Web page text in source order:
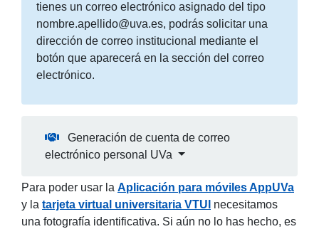
tienes un correo electrónico asignado del tipo
nombre.apellido@uva.es, podrás solicitar una
dirección de correo institucional mediante el
botón que aparecerá en la sección del correo
electrónico.
Generación de cuenta de correo
electrónico personal UVa
Para poder usar la Aplicación para móviles AppUVa
y la tarjeta virtual universitaria VTUI necesitamos
una fotografía identificativa. Si aún no lo has hecho, es